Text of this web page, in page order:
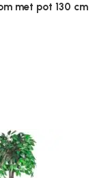
met pot 130 cm